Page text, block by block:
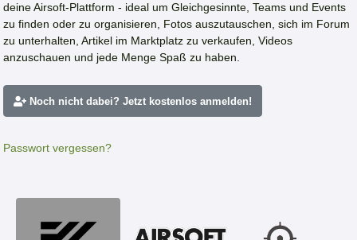
deine Airsoft-Plattform - ideal um Gleichgesinnte, Teams und Events
zu finden oder zu organisieren, Fotos auszutauschen, sich im Forum
zu unterhalten, Artikel im Marktplatz zu verkaufen, Videos
anzuschauen und jede Menge Spaß zu haben.
Noch nicht dabei? Jetzt kostenlos anmelden!
Passwort vergessen?